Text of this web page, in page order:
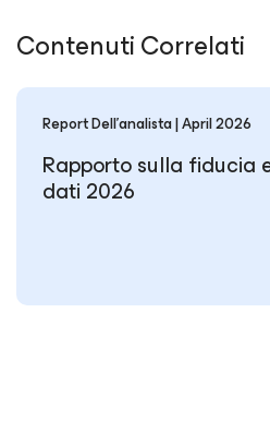
Contenuti Correlati
Report Dell’analista | April 2026
Rapporto sulla fiducia
dati 2026